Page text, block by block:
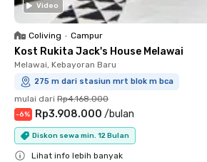
Video
Coliving • Campur
Kost Rukita Jack's House Melawai
Melawai, Kebayoran Baru
275 m dari stasiun mrt blok m bca
mulai dari Rp4.168.000
-6% Rp3.908.000 /bulan
Diskon sewa min. 12 Bulan
Lihat info lebih banyak